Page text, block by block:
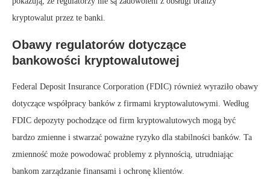
kryptowalut przez te banki.
Obawy regulatorów dotyczące
bankowości kryptowalutowej
Federal Deposit Insurance Corporation (FDIC) również wyraziło obawy
dotyczące współpracy banków z firmami kryptowalutowymi. Według
FDIC depozyty pochodzące od firm kryptowalutowych mogą być
bardzo zmienne i stwarzać poważne ryzyko dla stabilności banków. Ta
zmienność może powodować problemy z płynnością, utrudniając
bankom zarządzanie finansami i ochronę klientów.